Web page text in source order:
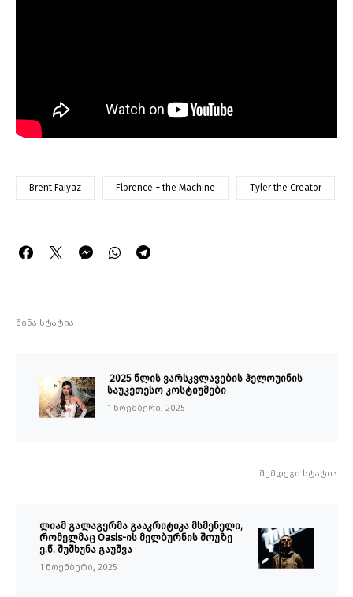
Brent Faiyaz Florence + the Machine Tyler the Creator
წინა სტატია
2025 წლის ვარსკვლავების ჰელოუინის
საუკეთესო კოსტიუმები
1 ნოემბერი, 2025
შემდეგი სტატია
ლიამ გალაგერმა გააკრიტიკა მსმენელი,
რომელმაც Oasis-ის მელბურნის შოუზე
ე.წ. შუშხუნა გაუშვა
1 ნოემბერი, 2025